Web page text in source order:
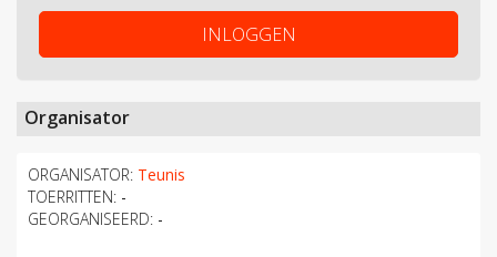
INLOGGEN
Organisator
ORGANISATOR: Teunis
TOERRITTEN: -
GEORGANISEERD: -